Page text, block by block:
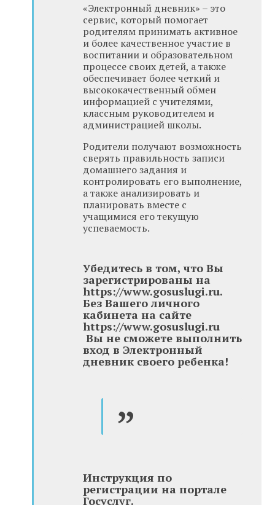
«Электронный дневник» – это
сервис, который помогает
родителям принимать активное
и более качественное участие в
воспитании и образовательном
процессе своих детей, а также
обеспечивает более четкий и
высококачественный обмен
информацией с учителями,
классным руководителем и
администрацией школы.
Родители получают возможность
сверять правильность записи
домашнего задания и
контролировать его выполнение,
а также анализировать и
планировать вместе с
учащимися его текущую
успеваемость.
Убедитесь в том, что Вы
зарегистрированы на
https://www.gosuslugi.ru.
Без Вашего личного
кабинета на сайте
https://www.gosuslugi.ru
Вы не сможете выполнить
вход в Электронный
дневник своего ребенка!
Инструкция по
регистрации на портале
Госуслуг.